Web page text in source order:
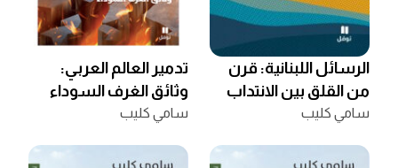
الرسائل اللبنانية: قرن
من القلق بين الانتداب
والتحرير
سامي كليب
تدمير العالم العربي:
وثائق الغرف السوداء
(طبعة محدثة مع فصل
سامي كليب